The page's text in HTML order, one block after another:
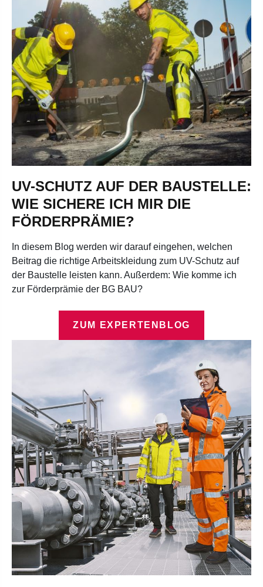
UV-SCHUTZ AUF DER BAUSTELLE:
WIE SICHERE ICH MIR DIE
FÖRDERPRÄMIE?
In diesem Blog werden wir darauf eingehen, welchen
Beitrag die richtige Arbeitskleidung zum UV-Schutz auf
der Baustelle leisten kann. Außerdem: Wie komme ich
zur Förderprämie der BG BAU?
ZUM EXPERTENBLOG